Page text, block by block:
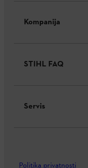
Kompanija
STIHL FAQ
Servis
Politika privatnosti